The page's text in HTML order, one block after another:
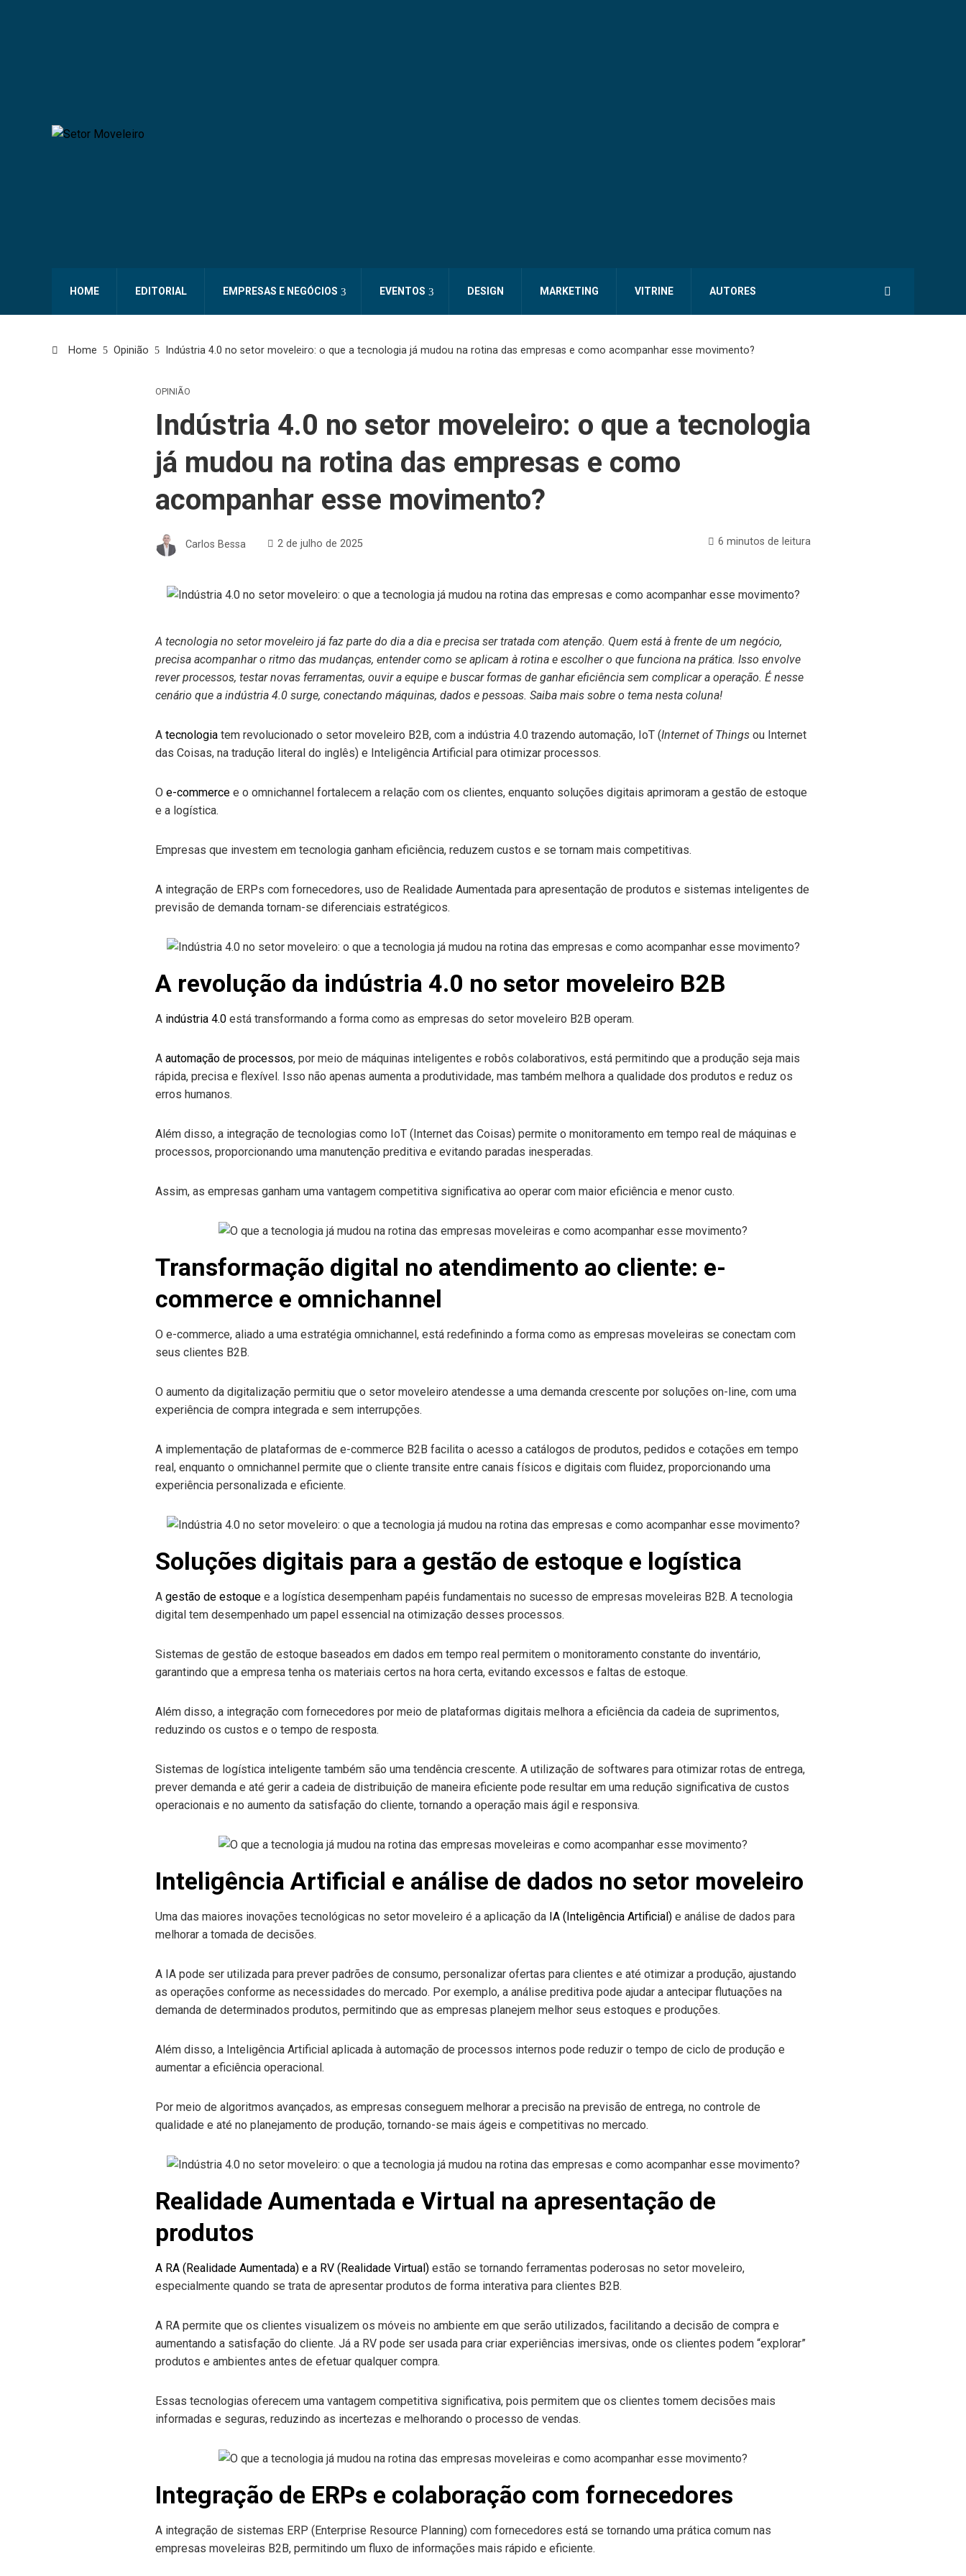
HOME EDITORIAL EMPRESAS E NEGÓCIOS EVENTOS DESIGN MARKETING VITRINE AUTORES
Home Opinião Indústria 4.0 no setor moveleiro: o que a tecnologia já mudou na rotina das empresas e como acompanhar esse movimento?
OPINIÃO
Indústria 4.0 no setor moveleiro: o que a tecnologia
já mudou na rotina das empresas e como
acompanhar esse movimento?
Carlos Bessa 2 de julho de 2025 6 minutos de leitura
A tecnologia no setor moveleiro já faz parte do dia a dia e precisa ser tratada com atenção. Quem está à frente de um negócio,
precisa acompanhar o ritmo das mudanças, entender como se aplicam à rotina e escolher o que funciona na prática. Isso envolve
rever processos, testar novas ferramentas, ouvir a equipe e buscar formas de ganhar eficiência sem complicar a operação. É nesse
cenário que a indústria 4.0 surge, conectando máquinas, dados e pessoas. Saiba mais sobre o tema nesta coluna!
A tecnologia tem revolucionado o setor moveleiro B2B, com a indústria 4.0 trazendo automação, IoT (Internet of Things ou Internet
das Coisas, na tradução literal do inglês) e Inteligência Artificial para otimizar processos.
O e-commerce e o omnichannel fortalecem a relação com os clientes, enquanto soluções digitais aprimoram a gestão de estoque
e a logística.
Empresas que investem em tecnologia ganham eficiência, reduzem custos e se tornam mais competitivas.
A integração de ERPs com fornecedores, uso de Realidade Aumentada para apresentação de produtos e sistemas inteligentes de
previsão de demanda tornam-se diferenciais estratégicos.
A revolução da indústria 4.0 no setor moveleiro B2B
A indústria 4.0 está transformando a forma como as empresas do setor moveleiro B2B operam.
A automação de processos, por meio de máquinas inteligentes e robôs colaborativos, está permitindo que a produção seja mais
rápida, precisa e flexível. Isso não apenas aumenta a produtividade, mas também melhora a qualidade dos produtos e reduz os
erros humanos.
Além disso, a integração de tecnologias como IoT (Internet das Coisas) permite o monitoramento em tempo real de máquinas e
processos, proporcionando uma manutenção preditiva e evitando paradas inesperadas.
Assim, as empresas ganham uma vantagem competitiva significativa ao operar com maior eficiência e menor custo.
Transformação digital no atendimento ao cliente: e-
commerce e omnichannel
O e-commerce, aliado a uma estratégia omnichannel, está redefinindo a forma como as empresas moveleiras se conectam com
seus clientes B2B.
O aumento da digitalização permitiu que o setor moveleiro atendesse a uma demanda crescente por soluções on-line, com uma
experiência de compra integrada e sem interrupções.
A implementação de plataformas de e-commerce B2B facilita o acesso a catálogos de produtos, pedidos e cotações em tempo
real, enquanto o omnichannel permite que o cliente transite entre canais físicos e digitais com fluidez, proporcionando uma
experiência personalizada e eficiente.
Soluções digitais para a gestão de estoque e logística
A gestão de estoque e a logística desempenham papéis fundamentais no sucesso de empresas moveleiras B2B. A tecnologia
digital tem desempenhado um papel essencial na otimização desses processos.
Sistemas de gestão de estoque baseados em dados em tempo real permitem o monitoramento constante do inventário,
garantindo que a empresa tenha os materiais certos na hora certa, evitando excessos e faltas de estoque.
Além disso, a integração com fornecedores por meio de plataformas digitais melhora a eficiência da cadeia de suprimentos,
reduzindo os custos e o tempo de resposta.
Sistemas de logística inteligente também são uma tendência crescente. A utilização de softwares para otimizar rotas de entrega,
prever demanda e até gerir a cadeia de distribuição de maneira eficiente pode resultar em uma redução significativa de custos
operacionais e no aumento da satisfação do cliente, tornando a operação mais ágil e responsiva.
Inteligência Artificial e análise de dados no setor moveleiro
Uma das maiores inovações tecnológicas no setor moveleiro é a aplicação da IA (Inteligência Artificial) e análise de dados para
melhorar a tomada de decisões.
A IA pode ser utilizada para prever padrões de consumo, personalizar ofertas para clientes e até otimizar a produção, ajustando
as operações conforme as necessidades do mercado. Por exemplo, a análise preditiva pode ajudar a antecipar flutuações na
demanda de determinados produtos, permitindo que as empresas planejem melhor seus estoques e produções.
Além disso, a Inteligência Artificial aplicada à automação de processos internos pode reduzir o tempo de ciclo de produção e
aumentar a eficiência operacional.
Por meio de algoritmos avançados, as empresas conseguem melhorar a precisão na previsão de entrega, no controle de
qualidade e até no planejamento de produção, tornando-se mais ágeis e competitivas no mercado.
Realidade Aumentada e Virtual na apresentação de
produtos
A RA (Realidade Aumentada) e a RV (Realidade Virtual) estão se tornando ferramentas poderosas no setor moveleiro,
especialmente quando se trata de apresentar produtos de forma interativa para clientes B2B.
A RA permite que os clientes visualizem os móveis no ambiente em que serão utilizados, facilitando a decisão de compra e
aumentando a satisfação do cliente. Já a RV pode ser usada para criar experiências imersivas, onde os clientes podem “explorar”
produtos e ambientes antes de efetuar qualquer compra.
Essas tecnologias oferecem uma vantagem competitiva significativa, pois permitem que os clientes tomem decisões mais
informadas e seguras, reduzindo as incertezas e melhorando o processo de vendas.
Integração de ERPs e colaboração com fornecedores
A integração de sistemas ERP (Enterprise Resource Planning) com fornecedores está se tornando uma prática comum nas
empresas moveleiras B2B, permitindo um fluxo de informações mais rápido e eficiente.